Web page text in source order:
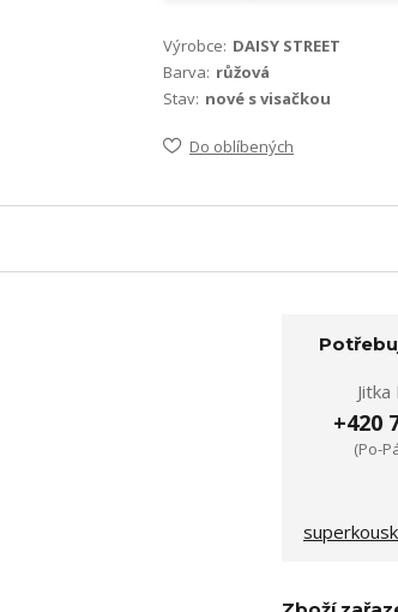
Výrobce: DAISY STREET
Barva: růžová
Stav: nové s visačkou
Do oblíbených
Jitka
+420
(Po-